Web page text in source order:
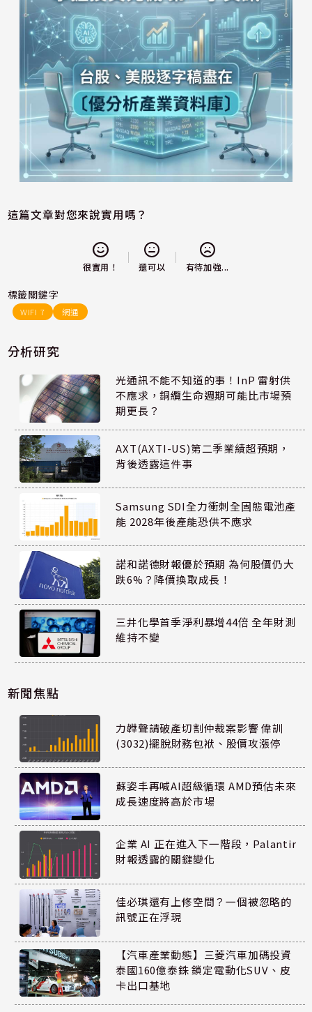
這篇文章對您來說實用嗎？
很實用！ 還可以 有待加強...
標籤關鍵字
WIFI 7 網通
分析研究
光通訊不能不知道的事！InP 雷射供
不應求，銅纜生命週期可能比市場預
期更長？
AXT(AXTI-US)第二季業績超預期，
背後透露這件事
Samsung SDI全力衝刺全固態電池產
能 2028年後產能恐供不應求
諾和諾德財報優於預期 為何股價仍大
跌6%？降價換取成長！
三井化學首季淨利暴增44倍 全年財測
維持不變
新聞焦點
力韡聲請破產切割仲裁案影響 偉訓
(3032)擺脫財務包袱、股價攻漲停
蘇姿丰再喊AI超級循環 AMD預估未來
成長速度將高於市場
企業 AI 正在進入下一階段，Palantir
財報透露的關鍵變化
佳必琪還有上修空間？一個被忽略的
訊號正在浮現
【汽車產業動態】三菱汽車加碼投資
泰國160億泰銖 鎖定電動化SUV、皮
卡出口基地